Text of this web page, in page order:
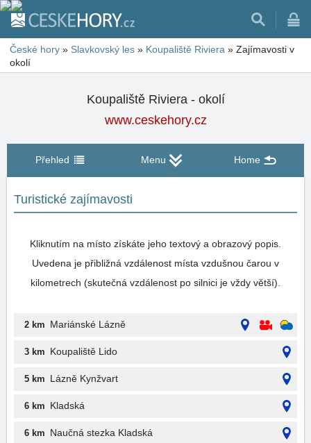
České hory » Slavkovský les » Koupaliště Riviera » Zajímavosti v
okolí
Koupaliště Riviera - okolí
www.ceskehory.cz
Přehled Menu Home
Turistické zajímavosti
Kliknutím na místo získáte jeho textový a obrazový popis.
Uvedena je přibližná vzdálenost místa vzdušnou čarou v
kilometrech (skutečná vzdálenost po silnici je vždy větší).
2 km Mariánské Lázně
3 km Koupaliště Lido
5 km Lázně Kynžvart
6 km Kladská
6 km Naučná stezka Kladská